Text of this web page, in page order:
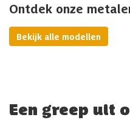
Ontdek onze
Bekijk alle modellen
Een greep uit